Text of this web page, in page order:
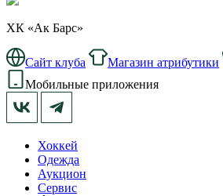
ХК «Ак Барс»
Сайт клуба Магазин атрибутики
Мобильные приложения
Хоккей
Одежда
Аукцион
Сервис